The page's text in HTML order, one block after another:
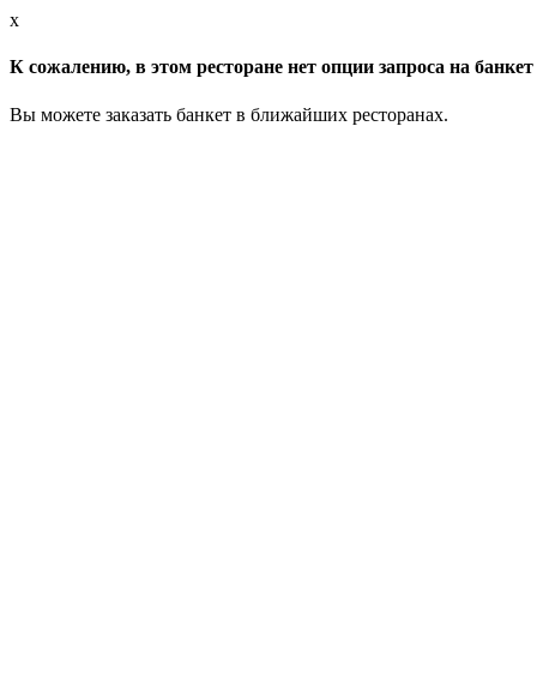
x
К сожалению, в этом ресторане нет опции запроса на
Вы можете заказать банкет в ближайших ресторанах.